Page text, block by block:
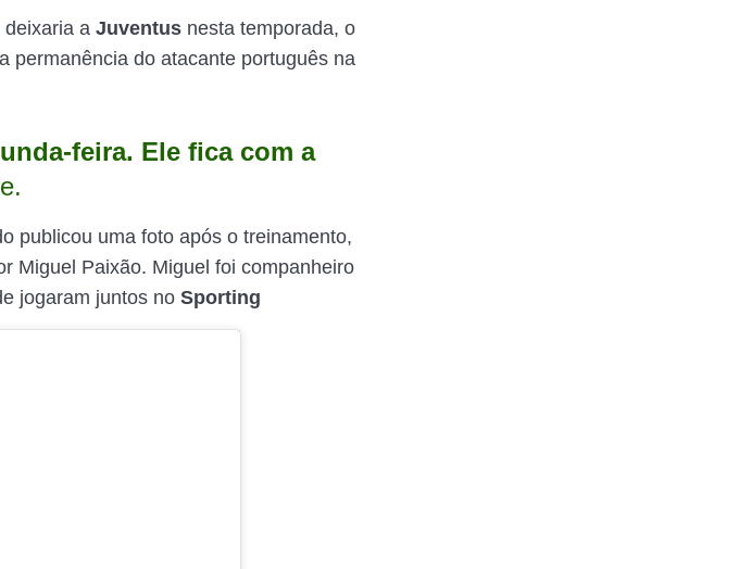
deixaria a Juventus nesta temporada, o
permanência do atacante português na
feira. Ele fica com a
publicou uma foto após o treinamento,
Miguel Paixão. Miguel foi companheiro
jogaram juntos no Sporting